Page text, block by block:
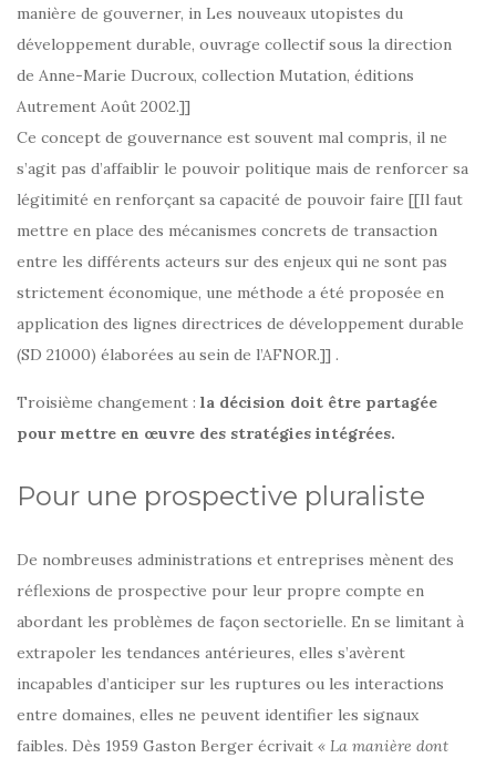
manière de gouverner, in Les nouveaux utopistes du
développement durable, ouvrage collectif sous la direction
de Anne-Marie Ducroux, collection Mutation, éditions
Autrement Août 2002.]]
Ce concept de gouvernance est souvent mal compris, il ne
s’agit pas d’affaiblir le pouvoir politique mais de renforcer sa
légitimité en renforçant sa capacité de pouvoir faire [[Il faut
mettre en place des mécanismes concrets de transaction
entre les différents acteurs sur des enjeux qui ne sont pas
strictement économique, une méthode a été proposée en
application des lignes directrices de développement durable
(SD 21000) élaborées au sein de l’AFNOR.]] .
Troisième changement : la décision doit être partagée
pour mettre en œuvre des stratégies intégrées.
Pour une prospective pluraliste
De nombreuses administrations et entreprises mènent des
réflexions de prospective pour leur propre compte en
abordant les problèmes de façon sectorielle. En se limitant à
extrapoler les tendances antérieures, elles s’avèrent
incapables d’anticiper sur les ruptures ou les interactions
entre domaines, elles ne peuvent identifier les signaux
faibles. Dès 1959 Gaston Berger écrivait « La manière dont